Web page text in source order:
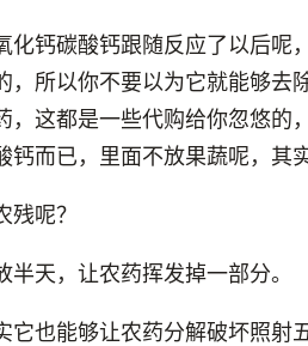
化钙碳酸钙跟随反应了以后呢
，所以你不要以为它就能够去
，这都是一些代购给你忽悠的
而已，里面不放果蔬呢，其
呢？
天，让农药挥发掉一部分。
它也能够让农药分解破坏照射